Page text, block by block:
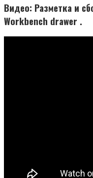
Видео: Разметка и
Workbench drawer .